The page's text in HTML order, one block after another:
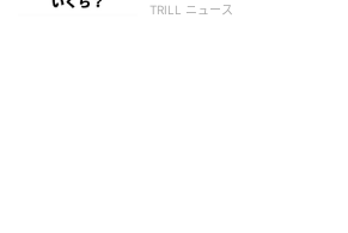
TRILL ニュース